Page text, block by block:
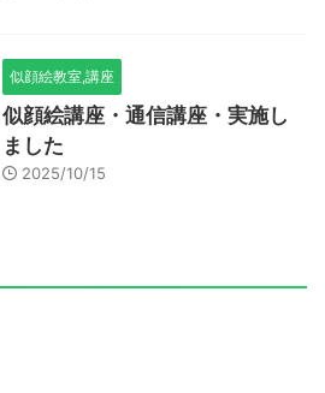
似顔絵教室,講座
似顔絵講座・通信講座・実施し
ました
2025/10/15